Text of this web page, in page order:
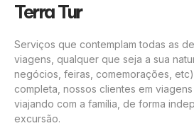
Terra Tur
Serviços que contemplam todas as
viagens, qualquer que seja a sua
negócios, feiras, comemorações,
completa, nossos clientes em
viajando com a família, de forma
excursão.